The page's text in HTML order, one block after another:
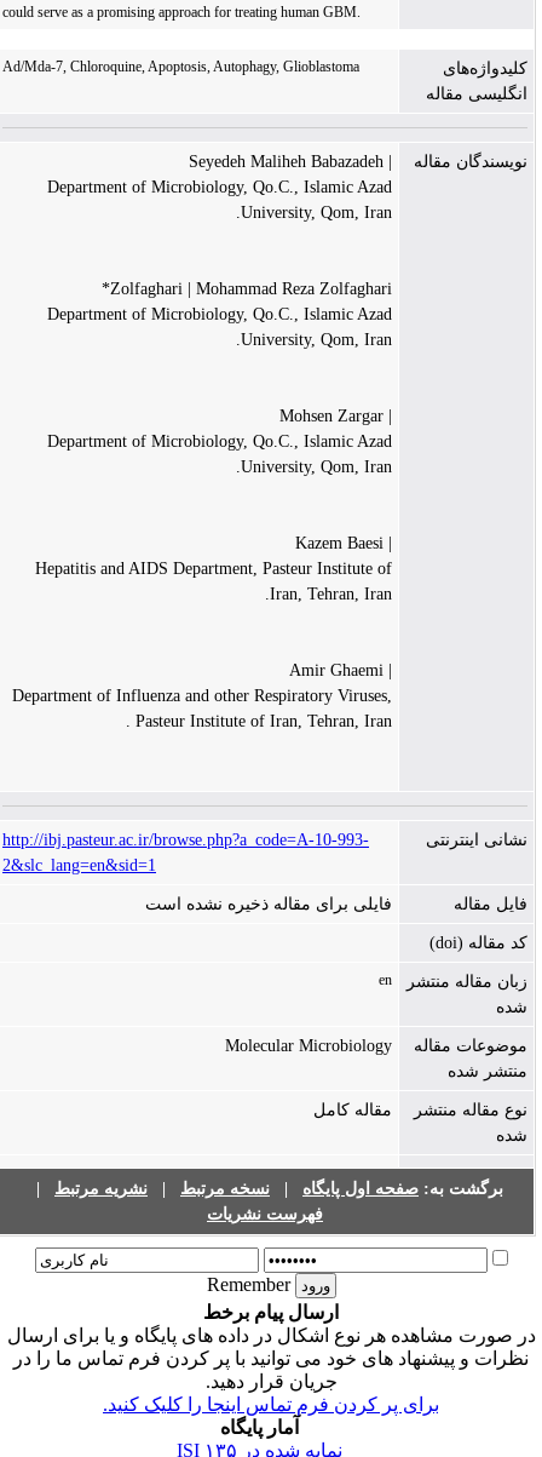
could serve as a promising approach for treating human GBM.
کلیدواژه‌های
انگلیسی مقاله
Ad/Mda-7, Chloroquine, Apoptosis, Autophagy, Glioblastoma
نویسندگان مقاله
Department of Microbiology, Qo.C., Islamic Azad
University, Qom, Iran.
Zolfaghari | Mohammad Reza Zolfaghari*
Department of Microbiology, Qo.C., Islamic Azad
University, Qom, Iran.
Department of Microbiology, Qo.C., Islamic Azad
University, Qom, Iran.
Hepatitis and AIDS Department, Pasteur Institute of
Iran, Tehran, Iran.
Department of Influenza and other Respiratory Viruses,
Pasteur Institute of Iran, Tehran, Iran .
نشانی اینترنتی
http://ibj.pasteur.ac.ir/browse.php?a_code=A-10-993-
2&slc_lang=en&sid=1
فایل مقاله فایلی برای مقاله ذخیره نشده است
کد مقاله (doi)
زبان مقاله منتشر
شده
en
موضوعات مقاله
منتشر شده
Molecular Microbiology
نوع مقاله منتشر
شده
مقاله کامل
برگشت به:صفحه اول پایگاه| نسخه مرتبط| نشریه مرتبط|
فهرست نشریات
Remember
ارسال پیام برخط
صورت مشاهده هر نوع اشکال در داده های پایگاه و یا برای ارسال
نظرات و پیشنهاد های خود می توانید با پر کردن فرم تماس ما را در
جریان قرار دهید.
برای پر کردن فرم تماس اینجا را کلیک کنید.
آمار پایگاه
نمایه شده در ISI۱۳۵